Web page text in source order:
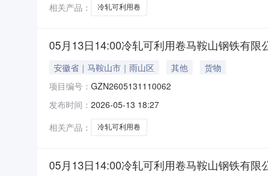
相关产品：
冷轧可利用卷
05月13日14:00冷轧可利用卷马鞍山钢铁有限
安徽省｜马鞍山市｜雨山区 其他
货物
项目编号： GZN2605131110062
发布时间： 2026-05-13 18:27
相关产品：
冷轧可利用卷
05月13日14:00冷轧可利用卷马鞍山钢铁有限